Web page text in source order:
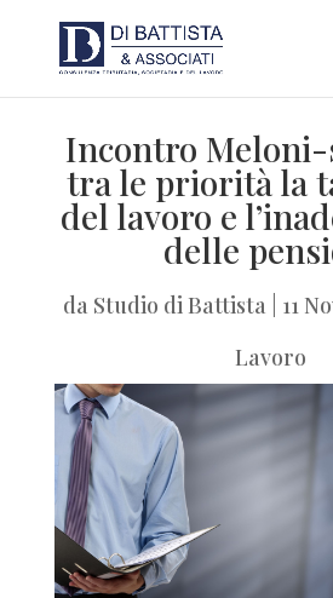
Incontro
tra le priorità la
del lavoro e
delle
da Studio di Battista 11
Lavoro